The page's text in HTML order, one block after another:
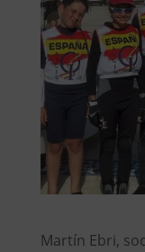
Martín Ebri,